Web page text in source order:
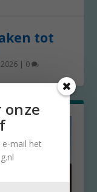
tot
| 0
e-mail het